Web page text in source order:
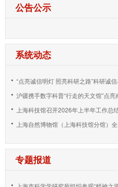
公告公示
系统动态
“点亮诚信明灯 照亮科研之路”科研诚
沪疆携手数字科普“行走的天文馆”点亮
上海科技馆召开2026年上半年工作总
上海自然博物馆（上海科技馆分馆）
专题报道